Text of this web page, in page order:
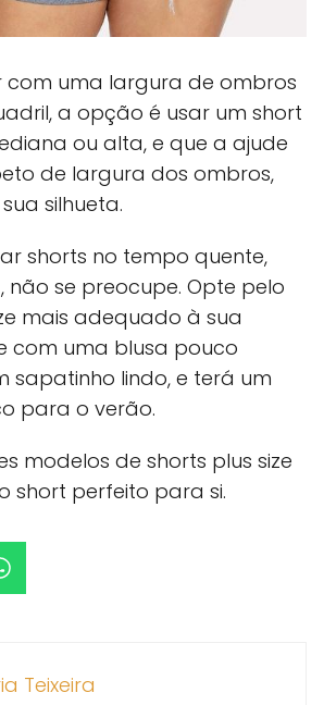
com uma largura de ombros
a opção é usar um short
ou alta, e que a ajude
de largura dos ombros,
silhueta.
shorts no tempo quente,
não se preocupe. Opte pelo
mais adequado à sua
com uma blusa pouco
sapatinho lindo, e terá um
para o verão.
modelos de shorts plus size
short perfeito para si.
Teixeira